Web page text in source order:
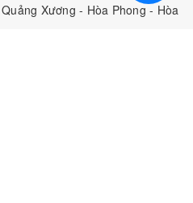
Xương - Hòa Phong - Hòa